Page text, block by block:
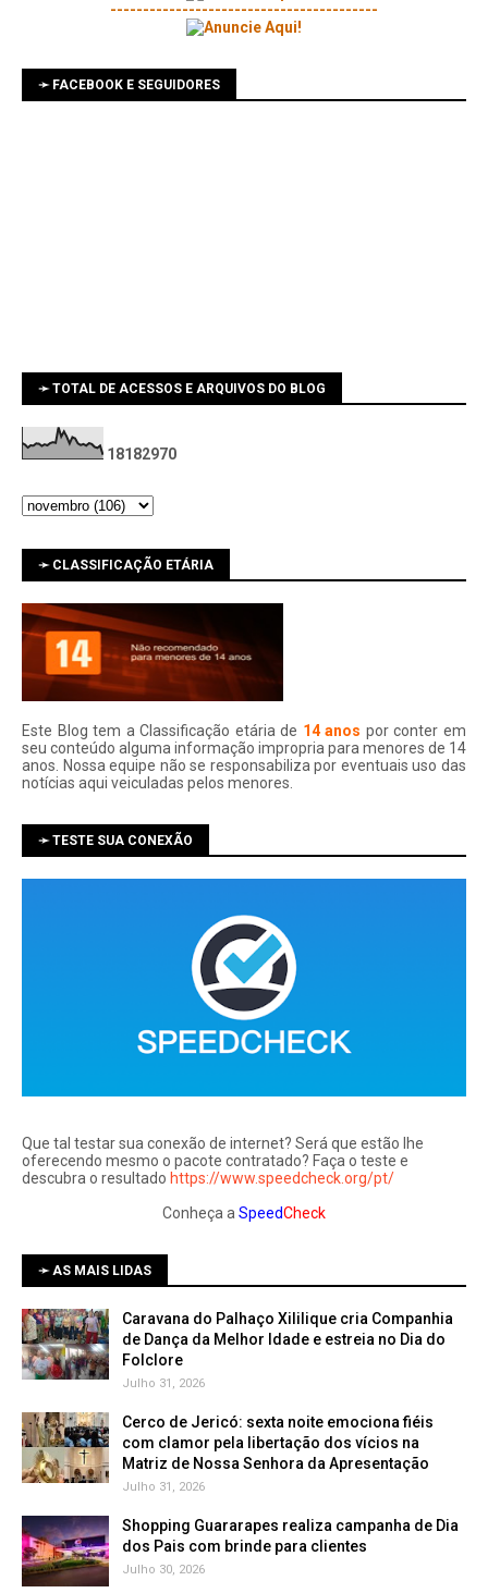
-----------------------------------------
➛ FACEBOOK E SEGUIDORES
➛ TOTAL DE ACESSOS E ARQUIVOS DO BLOG
1 81 82970
➛ CLASSIFICAÇÃO ETÁRIA
Este Blog tem a Classificação etária de 14 anos por conter em
seu conteúdo alguma informação impropria para menores de 14
anos. Nossa equipe não se responsabiliza por eventuais uso das
notí­cias aqui veiculadas pelos menores.
➛ TESTE SUA CONEXÃO
Que tal testar sua conexão de internet? Será que estão lhe
oferecendo mesmo o pacote contratado? Faça o teste e
descubra o resultado https://www.speedcheck.org/pt/
Conheça a SpeedCheck
➛ AS MAIS LIDAS
Caravana do Palhaço Xililique cria Companhia
de Dança da Melhor Idade e estreia no Dia do
Folclore
Julho 31, 2026
Cerco de Jericó: sexta noite emociona fiéis
com clamor pela libertação dos vícios na
Matriz de Nossa Senhora da Apresentação
Julho 31, 2026
Shopping Guararapes realiza campanha de Dia
dos Pais com brinde para clientes
Julho 30, 2026